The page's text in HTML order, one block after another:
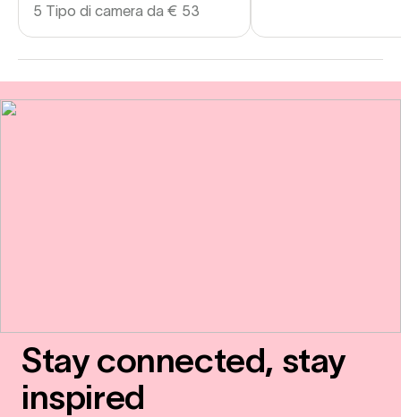
5 Tipo di camera da € 53
Stay connected, stay
inspired